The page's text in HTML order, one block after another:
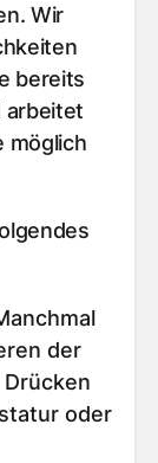
Wir
bereits
arbeitet
möglich
der
oder